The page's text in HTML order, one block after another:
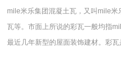
mile米乐集团混凝土瓦，又叫mile米
瓦等。市面上所说的彩瓦一般均指
最近几年新型的屋面装饰建材。彩